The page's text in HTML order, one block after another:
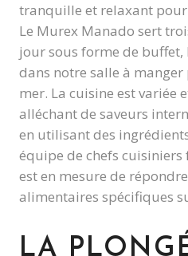
tranquille et relaxant
Le Murex Manado sert
jour sous forme de buffet,
dans notre salle à
mer. La cuisine est variée
alléchant de saveurs
en utilisant des
équipe de chefs cuisiniers
est en mesure de
alimentaires spécifiques
LA